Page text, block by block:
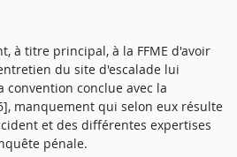
à titre principal, à la FFME d'avoir
du site d'escalade lui
conclue avec la
manquement qui selon eux résulte
et des différentes expertises
pénale.